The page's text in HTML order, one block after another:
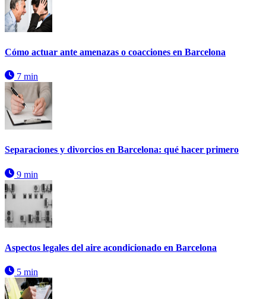
Cómo actuar ante amenazas o coacciones en Barcelona
7 min
Separaciones y divorcios en Barcelona: qué hacer primero
9 min
Aspectos legales del aire acondicionado en Barcelona
5 min